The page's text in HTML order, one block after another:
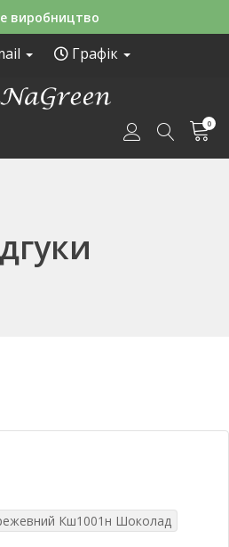
способи оплати
Графік
0
Кш1001н Шоколад